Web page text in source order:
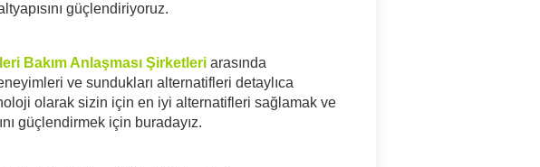
güçlendiriyoruz.
Bakım Anlaşması Şirketleri arasında
ve sundukları alternatifleri detaylıca
olarak sizin için en iyi alternatifleri sağlamak ve
güçlendirmek için buradayız.